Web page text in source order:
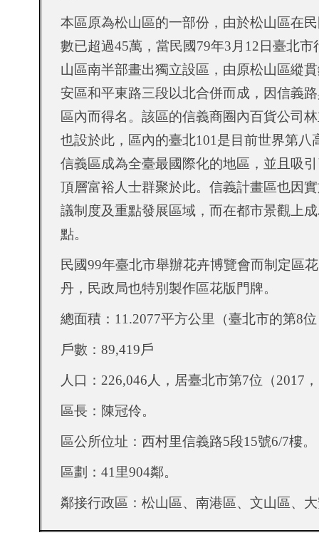
本區原為松山區的一部份，由於松山區在
數已超過45萬，當民國79年3 月 12 日臺北市
山區南半部畫出獨立設區，由原松山區縱
安區和平東路三段以北合併而成，因信義
區內而得名。該區的信義商圈內百貨公司
也設於此，區內的臺北101 是目前世界第八
信義區成為全臺最國際化的地區，並且吸
頂層富裕人士群聚於此。信義計畫區也因
議制度及重點發展區域，而在都市景觀上
點。
民國99年臺北市舉辦花卉博覽會而制定區
丹，民政局也特別製作區花版門牌。
總面積： 11.2077平方公里（臺北市的第8
戶數：89,419戶
人口： 226,046 人 ， 居臺北市第7位 （2017
區長：陳冠伶。
區公所位址：西村里信義路5段15號6/7樓。
區劃：41 里904鄰。
鄰接行政區：松山區、南港區、文山區、